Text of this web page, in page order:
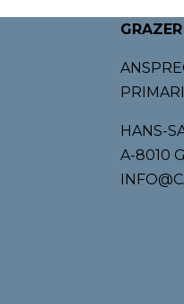
HANS-
A-8010